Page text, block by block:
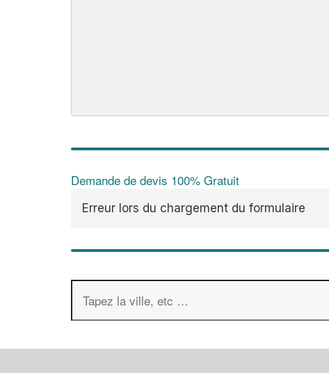
Demande de devis 100% Gratuit
Erreur lors du chargement du formulaire